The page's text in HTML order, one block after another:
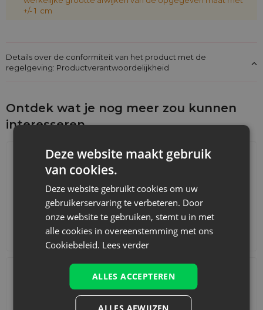
+/- 1 cm
Details over de conformiteit van het product met de
regelgeving: Productverantwoordelijkheid
Ontdek wat je nog meer zou kunnen
interesseren
Adventskalenders Katoenen zakjes
Deze website maakt gebruik
van cookies.
Deze website gebruikt cookies om uw
gebruikerservaring te verbeteren. Door
onze website te gebruiken, stemt u in met
alle cookies in overeenstemming met ons
Cookiebeleid. Lees verder
ALLES ACCEPTEREN
ALLES AFWIJZEN